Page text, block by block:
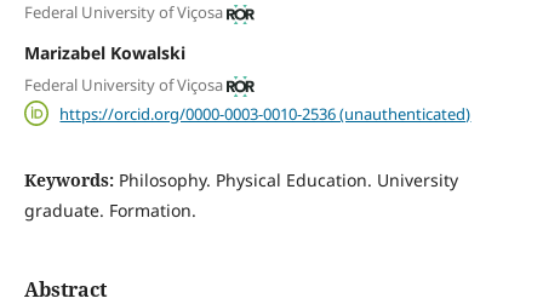
Federal University of Viçosa
Marizabel Kowalski
Federal University of Viçosa
https://orcid.org/0000-0003-0010-2536 (unauthenticated)
Keywords: Philosophy. Physical Education. University
graduate. Formation.
Abstract